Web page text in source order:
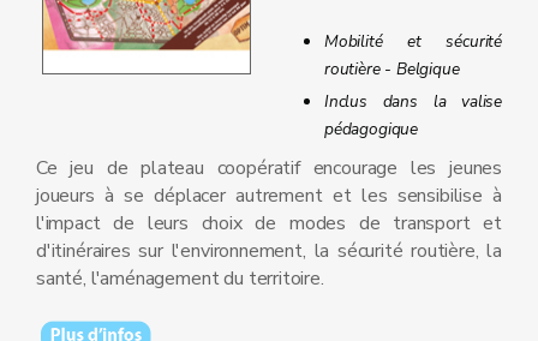
Mobilité et sécurité
routière - Belgique
Inclus dans la valise
pédagogique
Ce jeu de plateau coopératif encourage les jeunes
joueurs à se déplacer autrement et les sensibilise à
l'impact de leurs choix de modes de transport et
d'itinéraires sur l'environnement, la sécurité routière, la
santé, l'aménagement du territoire.